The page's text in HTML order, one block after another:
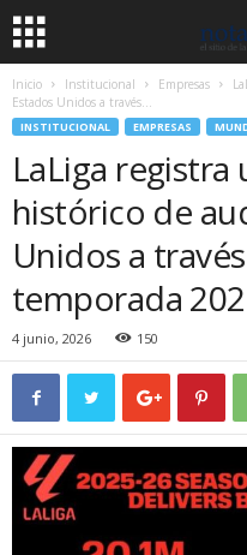
Inicio Institucional Empresas
Estados Unidos a través...
INSTITUCIONAL EMPRESAS
LaLiga registra
histórico de
Unidos a
temporada
4 junio, 2026 150